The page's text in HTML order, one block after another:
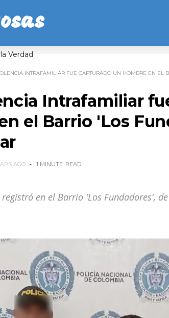
Verdad
INTRAFAMILIAR FUE CAPTURADO UN HOMBRE EN EL
Intrafamiliar
el Barrio 'Los
AGO 1 MINUTE READ
registró en el Barrio 'Los Fundadores',